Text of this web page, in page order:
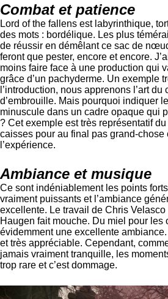
Combat et patience
Lord of the fallens est labyrinthique,
des mots : bordélique. Les plus
de réussir en démêlant ce sac de
feront que pester, encore et encore.
moins faire face à une production qui
grâce d’un pachyderme. Un exemple
l’introduction, nous apprenons l’art
d’embrouille. Mais pourquoi indiquer
minuscule dans un cadre opaque qui
? Cet exemple est très représentatif
caisses pour au final pas grand-
l’expérience.
Ambiance et musique
Ce sont indéniablement les points
vraiment puissants et l’ambiance
excellente. Le travail de Chris Velasco
Haugen fait mouche. Du miel pour les
évidemment une excellente
et très appréciable. Cependant,
jamais vraiment tranquille, les
trop rare et c’est dommage.